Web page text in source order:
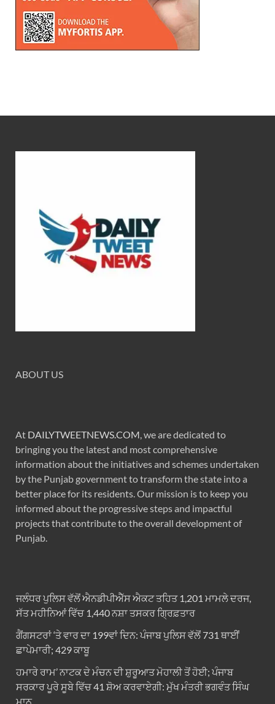
ABOUT US
At DAILYTWEETNEWS.COM, we are dedicated to
bringing you the latest and most comprehensive
information about the initiatives and schemes undertaken
by the Punjab government to transform the state into a
better place for its residents. Our mission is to keep you
informed about the progressive steps and impactful
projects that contribute to the overall development of
Punjab.
ਜਲੰਧਰ ਪੁਲਿਸ ਵੱਲੋਂ ਐਨਡੀਪੀਐੱਸ ਐਕਟ ਤਹਿਤ 1,201 ਮਾਮਲੇ ਦਰਜ,
ਸੱਤ ਮਹੀਨਿਆਂ ਵਿੱਚ 1,440 ਨਸ਼ਾ ਤਸਕਰ ਗ੍ਰਿਫ਼ਤਾਰ
ਗੈਂਗਸਟਰਾਂ ‘ਤੇ ਵਾਰ ਦਾ 199ਵਾਂ ਦਿਨ: ਪੰਜਾਬ ਪੁਲਿਸ ਵੱਲੋਂ 731 ਥਾਈਂ
ਛਾਪੇਮਾਰੀ; 429 ਕਾਬੂ
ਹਮਾਰੇ ਰਾਮ’ ਨਾਟਕ ਦੇ ਮੰਚਨ ਦੀ ਸ਼ੁਰੂਆਤ ਮੋਹਾਲੀ ਤੋਂ ਹੋਈ; ਪੰਜਾਬ
ਸਰਕਾਰ ਪੂਰੇ ਸੂਬੇ ਵਿੱਚ 41 ਸ਼ੋਅ ਕਰਵਾਏਗੀ: ਮੁੱਖ ਮੰਤਰੀ ਭਗਵੰਤ ਸਿੰਘ
ਮਾਨ